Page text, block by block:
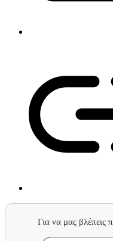
Για να μας βλέπεις